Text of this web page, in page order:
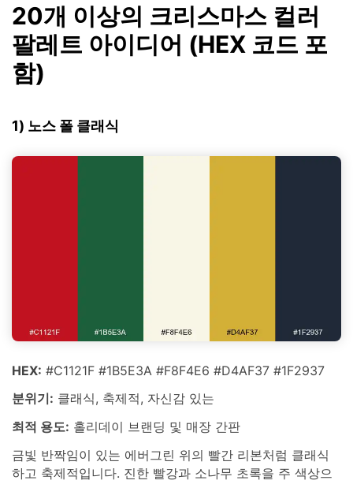
20개 이상의 크리스마스 컬러
팔레트 아이디어 (HEX 코드 포
함)
1) 노스 폴 클래식
HEX: #C1121F #1B5E3A #F8F4E6 #D4AF37 #1F2937
분위기: 클래식, 축제적, 자신감 있는
최적 용도: 홀리데이 브랜딩 및 매장 간판
금빛 반짝임이 있는 에버그린 위의 빨간 리본처럼 클래식
하고 축제적입니다. 진한 빨강과 소나무 초록을 주 색상으